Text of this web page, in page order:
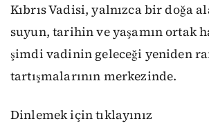
Kıbrıs Vadisi, yalnızca bir doğa
suyun, tarihin ve yaşamın ortak
şimdi vadinin geleceği yeniden
tartışmalarının merkezinde.
Dinlemek için tıklayınız